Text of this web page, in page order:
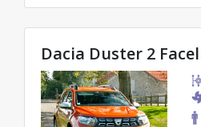
Dacia Duster 2